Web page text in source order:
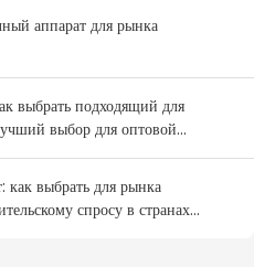
аппарат для рынка
выбрать подходящий для
выбор для оптовой
выбрать для рынка
спросу в странах